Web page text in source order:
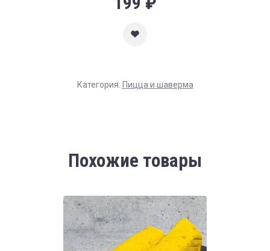
Категория: Пицца и шаверма
Похожие товары